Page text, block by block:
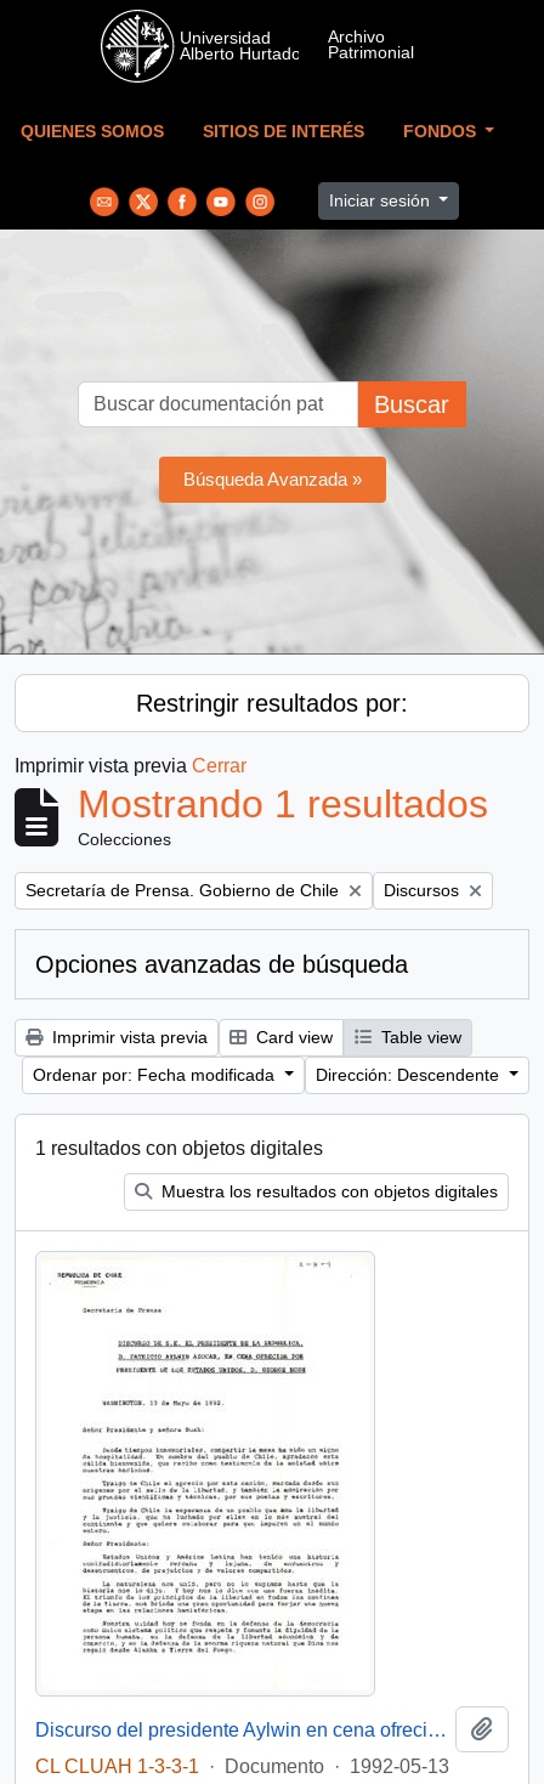
Skip to main content
QUIENES SOMOS SITIOS DE INTERÉS FONDOS
Iniciar sesión
Buscar
Búsqueda Avanzada »
Restringir resultados por:
Imprimir vista previa Cerrar
Mostrando 1 resultados
Colecciones
Remove filter:
Secretaría de Prensa. Gobierno de Chile Remove filter:
Discursos
Opciones avanzadas de búsqueda
Imprimir vista previa Card view
Table view
Ordenar por: Fecha modificada
Dirección: Descendente
1 resultados con objetos digitales
Muestra los resultados con objetos digitales
Discurso del presidente Aylwin en cena ofrecida por el presidente de Estados Unidos, D. George Bush
CL CLUAH 1-3-3-1
· Documento · 1992-05-13